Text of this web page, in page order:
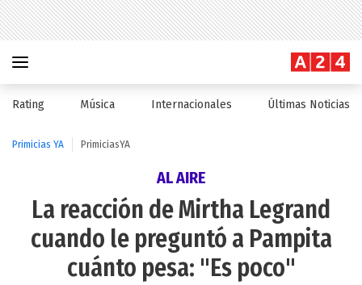
Rating Música Internacionales Últimas Noticias
Primicias YA PrimiciasYA
AL AIRE
La reacción de Mirtha Legrand
cuando le preguntó a Pampita
cuánto pesa: "Es poco"